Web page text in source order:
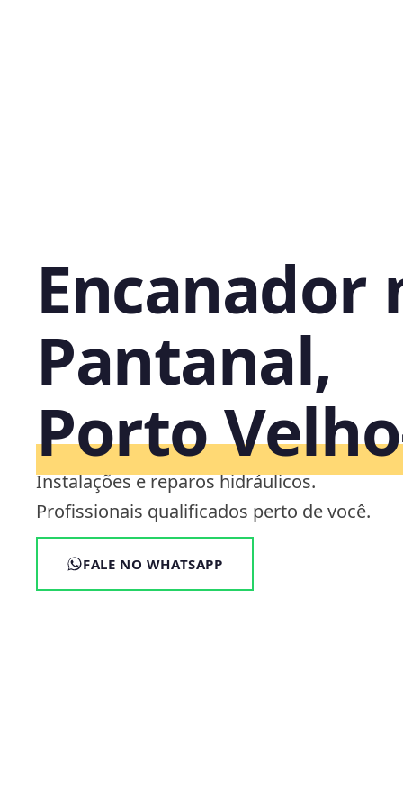
Encanador
Pantanal,
Porto
Instalações e reparos hidráulicos.
Profissionais qualificados perto de você.
FALE NO WHATSAPP